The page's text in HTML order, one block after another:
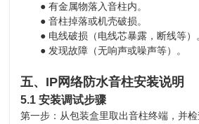
●有金属物落入音柱内。
●音柱掉落或机壳破损。
● 电线破损（电线芯暴露，断线等）
● 发现故障（无响声或噪声等）。
五、IP网络防水音柱安装说明
5.1 安装调试步骤
第一步：从包装盒里取出音柱终端，并